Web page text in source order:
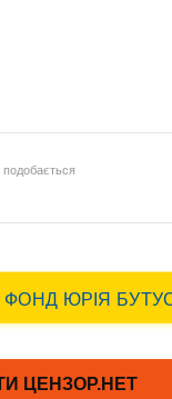
подобається